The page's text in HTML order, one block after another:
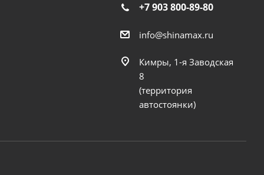
+7 903 800-89-80
info@shinamax.ru
Кимры, 1-я Заводская
8
(территория
автостоянки)